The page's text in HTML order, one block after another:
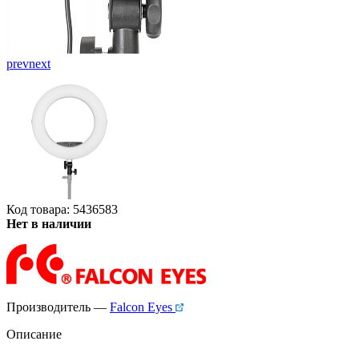
prevnext
Код товара: 5436583
Нет в наличии
Производитель — Falcon Eyes
Описание